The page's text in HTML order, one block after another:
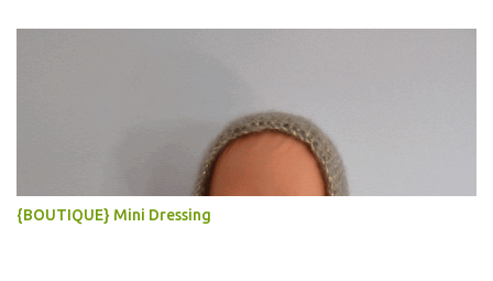
{BOUTIQUE} Mini Dressing